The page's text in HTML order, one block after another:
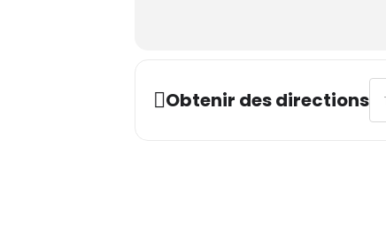
Obtenir des directions